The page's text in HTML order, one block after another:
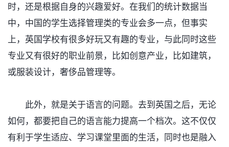
时，还是根据自身的兴趣爱好。在我们的统计数据当
中，中国的学生选择管理类的专业会多一点，但事实
上，英国学校有很多好玩又有趣的专业，与此同时这些
专业又有很好的职业前景，比如创意产业，比如建筑，
或服装设计，奢侈品管理等。
此外，就是关于语言的问题。去到英国之后，无论
如何，都要把自己的语言能力提高一个档次。这不仅仅
有利于学生适应、学习课堂里面的生活，同时也是融入